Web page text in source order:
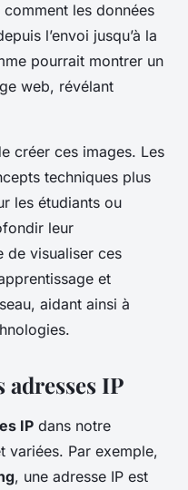
les données
l’envoi jusqu’à la
pourrait montrer un
web, révélant
créer ces images. Les
techniques plus
les étudiants ou
leur
de visualiser ces
et
aidant ainsi à
adresses IP
IP dans notre
variées. Par exemple,
, une adresse IP est